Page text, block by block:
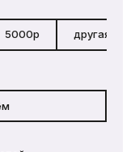
5000р другая